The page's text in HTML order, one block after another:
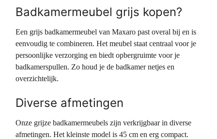
Badkamermeubel grijs kopen?
Een grijs badkamermeubel van Maxaro past overal bij en is
eenvoudig te combineren. Het meubel staat centraal voor je
persoonlijke verzorging en biedt opbergruimte voor je
badkamerspullen. Zo houd je de badkamer netjes en
overzichtelijk.
Diverse afmetingen
Onze grijze badkamermeubels zijn verkrijgbaar in diverse
afmetingen. Het kleinste model is 45 cm en erg compact.